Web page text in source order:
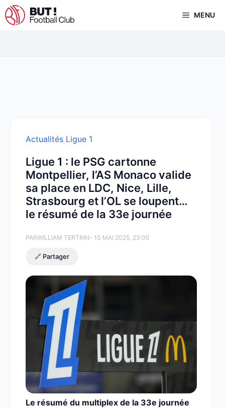
Aller
au
MENU
Actualités Ligue 1
Ligue 1 : le PSG cartonne
Montpellier, l’AS Monaco valide
sa place en LDC, Nice, Lille,
Strasbourg et l’OL se loupent…
le résumé de la 33e journée
PARWILLIAM TERTRIN- 10 MAI 2025, 23:00
🔗 Partager
Le résumé du multiplex de la 33e journée